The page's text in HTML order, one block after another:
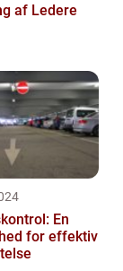
af Ledere
En
for effektiv